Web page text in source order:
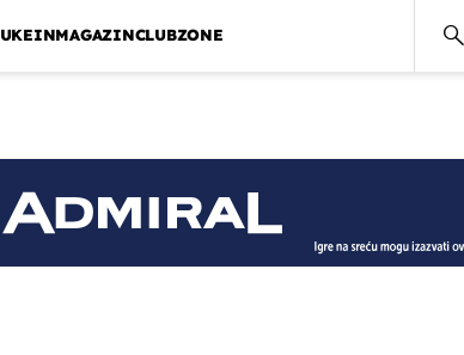
INMAGAZINCLUBZONE